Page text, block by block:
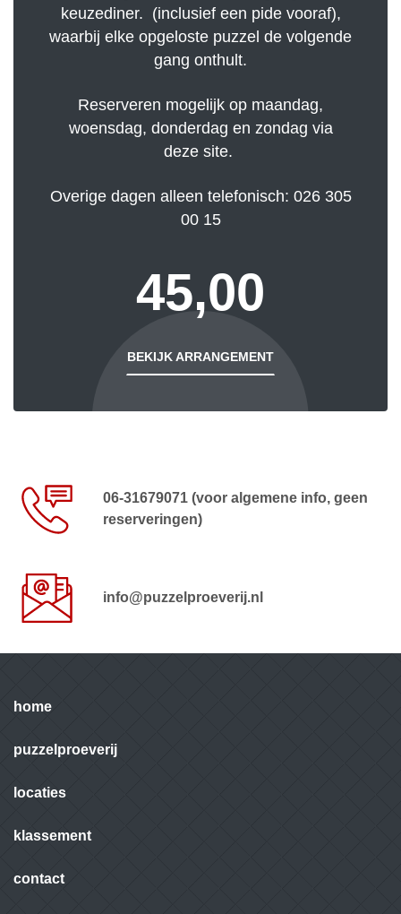
keuzediner. (inclusief een pide vooraf),
waarbij elke opgeloste puzzel de volgende
gang onthult.
Reserveren mogelijk op maandag,
woensdag, donderdag en zondag via
deze site.
Overige dagen alleen telefonisch: 026 305
00 15
45,00
BEKIJK ARRANGEMENT
06-31679071 (voor algemene info, geen
reserveringen)
info@puzzelproeverij.nl
home
puzzelproeverij
locaties
klassement
contact